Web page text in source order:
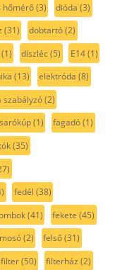
hőmérő(3) dióda (3)
(31) dobtartó(2)
díszléc(5) E14(1)
(13) elektróda (8)
szabályzó(2)
(1) fagadó(1)
(35)
fedél (38)
(41) fekete (45)
(2) felső(31)
filter(50) filterház (2)